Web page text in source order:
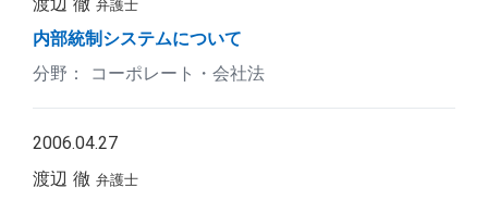
弁護士
内部統制システムについて
コーポレート・会社法
2006.04.27
渡辺 徹 弁護士